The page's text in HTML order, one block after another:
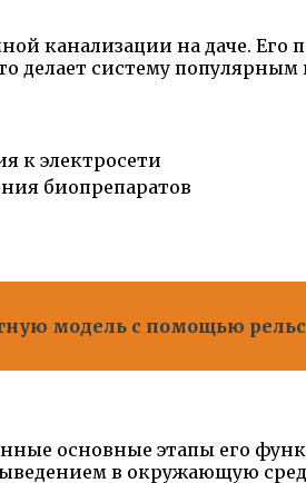
канализации на даче. Его
делает систему
к электросети
биопрепаратов
модель с помощью
основные этапы его
в окружающую